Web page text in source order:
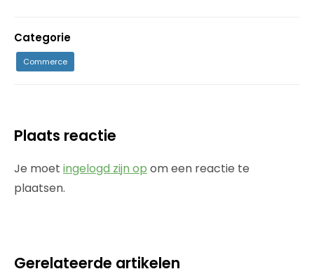
Categorie
Commerce
Plaats reactie
Je moet ingelogd zijn op om een reactie te
plaatsen.
Gerelateerde artikelen